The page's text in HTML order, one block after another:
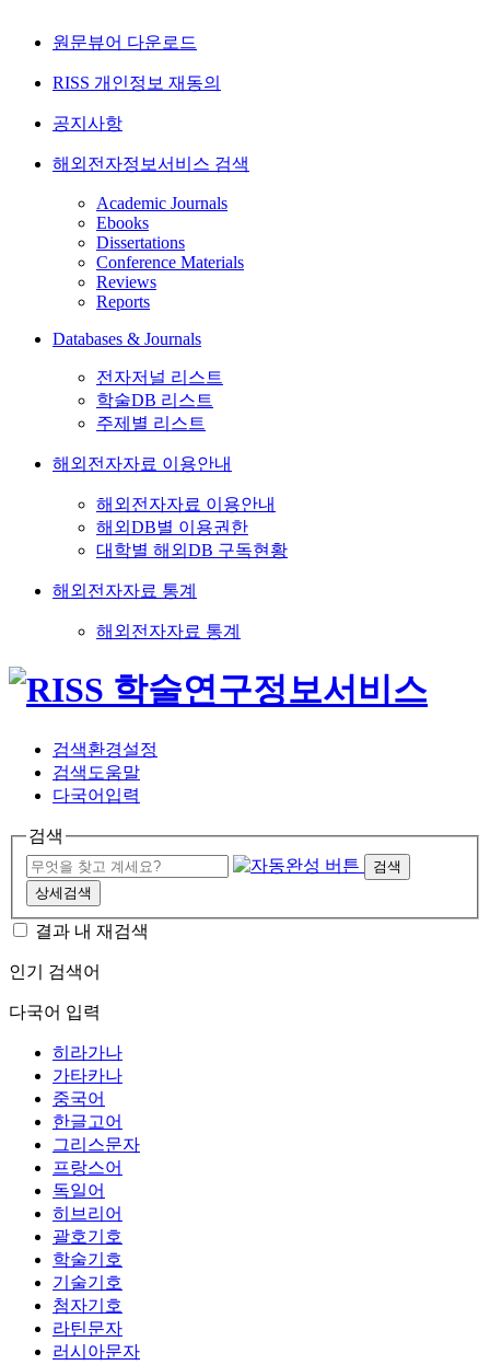
원문뷰어 다운로드
RISS 개인정보 재동의
공지사항
해외전자정보서비스 검색
Academic Journals
Ebooks
Dissertations
Conference Materials
Reviews
Reports
Databases & Journals
전자저널 리스트
학술DB 리스트
주제별 리스트
해외전자자료 이용안내
해외전자자료 이용안내
해외DB별 이용권한
대학별 해외DB 구독현황
해외전자자료 통계
해외전자자료 통계
검색환경설정
검색도움말
다국어입력
검색
검색
상세검색
결과 내 재검색
인기 검색어
다국어 입력
히라가나
가타카나
중국어
한글고어
그리스문자
프랑스어
독일어
히브리어
괄호기호
학술기호
기술기호
첨자기호
라틴문자
러시아문자